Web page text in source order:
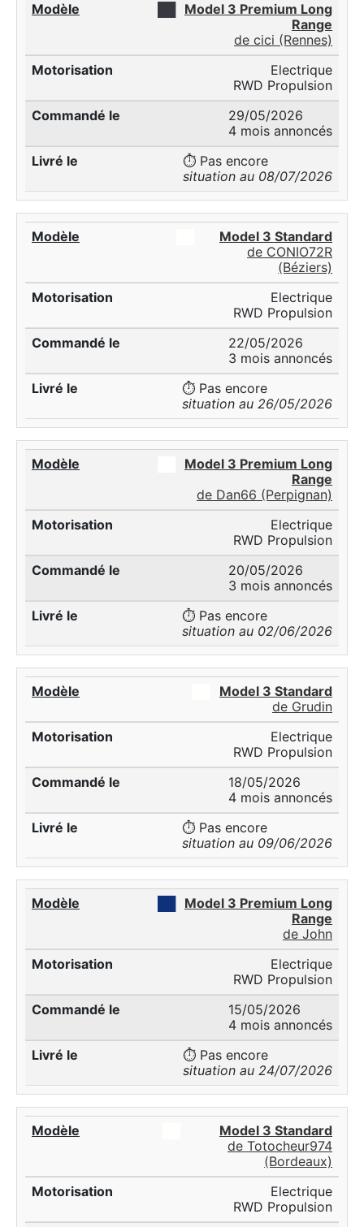
Model 3 Premium Long
Range
de cici (Rennes)
Electrique
RWD Propulsion
29/05/2026
4 mois annoncés
⏱️ Pas encore
situation au 08/07/2026
Model 3 Standard
de CONIO72R
(Béziers)
Electrique
RWD Propulsion
22/05/2026
3 mois annoncés
⏱️ Pas encore
situation au 26/05/2026
Model 3 Premium Long
Range
de Dan66 (Perpignan)
Electrique
RWD Propulsion
20/05/2026
3 mois annoncés
⏱️ Pas encore
situation au 02/06/2026
Model 3 Standard
de Grudin
Electrique
RWD Propulsion
18/05/2026
4 mois annoncés
⏱️ Pas encore
situation au 09/06/2026
Model 3 Premium Long
Range
de John
Electrique
RWD Propulsion
15/05/2026
4 mois annoncés
⏱️ Pas encore
situation au 24/07/2026
Model 3 Standard
de Totocheur974
(Bordeaux)
Electrique
RWD Propulsion